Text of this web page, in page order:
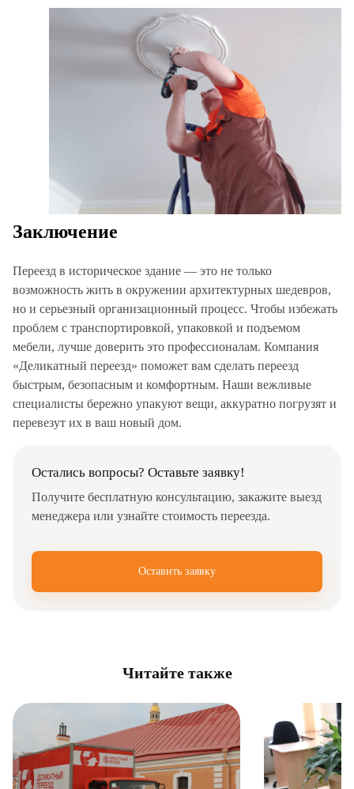
Заключение
Переезд в историческое здание — это не только
возможность жить в окружении архитектурных шедевров,
но и серьезный организационный процесс. Чтобы избежать
проблем с транспортировкой, упаковкой и подъемом
мебели, лучше доверить это профессионалам. Компания
«Деликатный переезд» поможет вам сделать переезд
быстрым, безопасным и комфортным. Наши вежливые
специалисты бережно упакуют вещи, аккуратно погрузят и
перевезут их в ваш новый дом.
Остались вопросы? Оставьте заявку!
Получите бесплатную консультацию, закажите выезд
менеджера или узнайте стоимость переезда.
Оставить заявку
Читайте также